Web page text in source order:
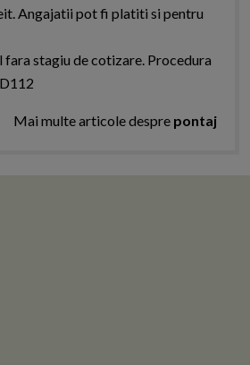
Angajatii pot fi platiti si pentru
fara stagiu de cotizare. Procedura
Mai multe articole despre pontaj